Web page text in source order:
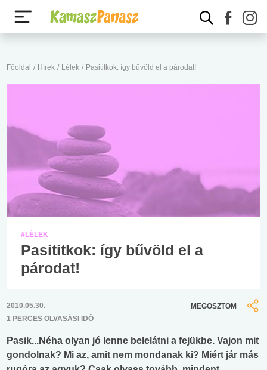
Főoldal / Hírek / Lélek / Pasititkok: így bűvöld el a párodat!
#LÉLEK
Pasititkok: így bűvöld el a
párodat!
2010.05.30.
1 PERCES OLVASÁSI IDŐ
MEGOSZTOM
Pasik...Néha olyan jó lenne belelátni a fejükbe. Vajon mit
gondolnak? Mi az, amit nem mondanak ki? Miért jár más